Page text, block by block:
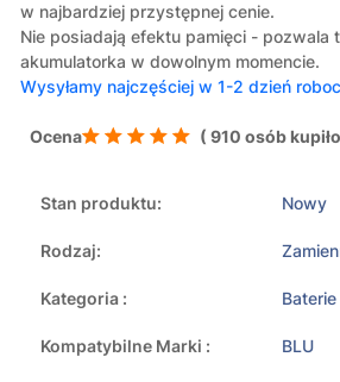
w najbardziej przystępnej cenie.
Nie posiadają efektu pamięci - pozwala
akumulatorka w dowolnym momencie.
Wysyłamy najczęściej w 1-2 dzień
Ocena ( 910 osób
Stan produktu: Nowy
Rodzaj:
Kategoria :
Kompatybilne Marki : BLU